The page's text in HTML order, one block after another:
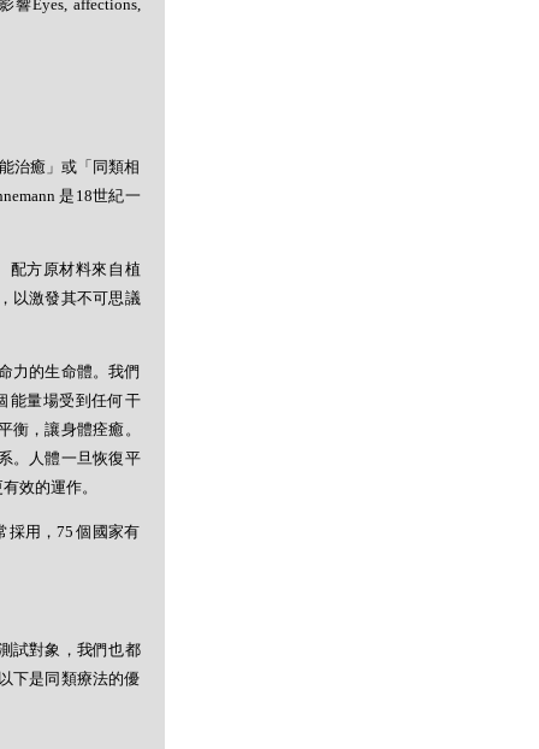
響Eyes, affections,
治癒」或「同類相
是18世紀一
配方原材料來自植
以激發其不可思議
力的生命體。我們
能量場受到任何干
，讓身體痊癒。
。人體一旦恢復平
效的運作。
採用，75 個國家有
試對象，我們也都
下是同類療法的優